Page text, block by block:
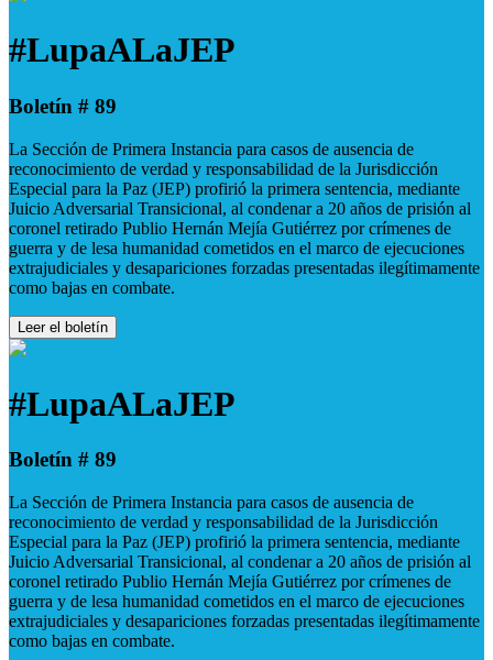
#LupaALaJEP
Boletín # 89
La Sección de Primera Instancia para casos de ausencia de
reconocimiento de verdad y responsabilidad de la Jurisdicción
Especial para la Paz (JEP) profirió la primera sentencia, mediante
Juicio Adversarial Transicional, al condenar a 20 años de prisión al
coronel retirado Publio Hernán Mejía Gutiérrez por crímenes de
guerra y de lesa humanidad cometidos en el marco de ejecuciones
extrajudiciales y desapariciones forzadas presentadas ilegítimamente
como bajas en combate.
Leer el boletín
#LupaALaJEP
Boletín # 89
La Sección de Primera Instancia para casos de ausencia de
reconocimiento de verdad y responsabilidad de la Jurisdicción
Especial para la Paz (JEP) profirió la primera sentencia, mediante
Juicio Adversarial Transicional, al condenar a 20 años de prisión al
coronel retirado Publio Hernán Mejía Gutiérrez por crímenes de
guerra y de lesa humanidad cometidos en el marco de ejecuciones
extrajudiciales y desapariciones forzadas presentadas ilegítimamente
como bajas en combate.